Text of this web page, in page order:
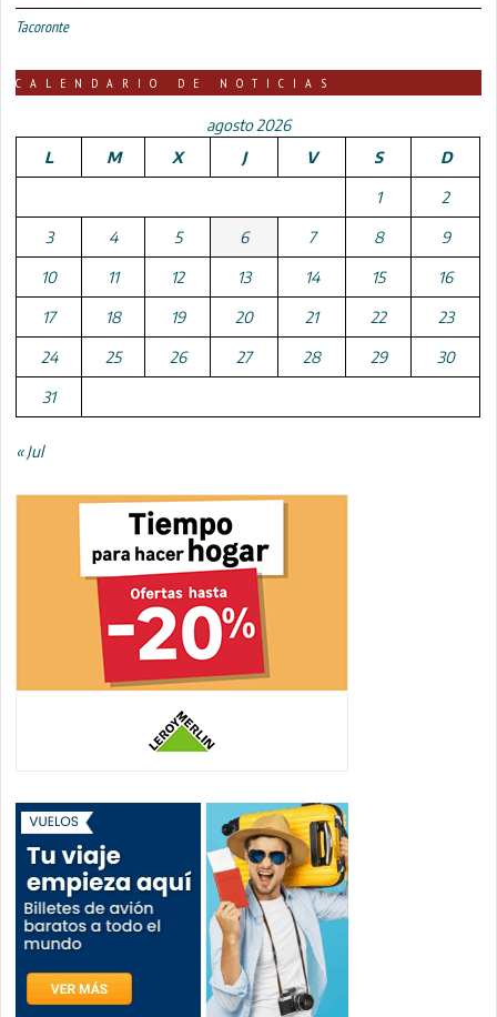
Tacoronte
CALENDARIO DE NOTICIAS
agosto 2026
L
M X J V S D
1 2
3 4 5 6 7 8 9
10 11 12 13 14 15 16
17 18 19 20 21 22 23
24 25 26 27 28 29 30
31
« Jul